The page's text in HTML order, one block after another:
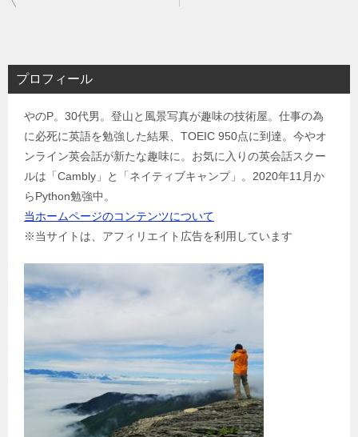
ビ
ゲ
プロフィール
やのP。30代男。登山と風景写真が趣味の技術屋。仕事の為
に必死に英語を勉強した結果、TOEIC 950点に到達。今やオ
ンライン英会話が新たな趣味に。お気に入りの英会話スクー
ルは「Cambly」と「ネイティブキャンプ」。2020年11月か
らPython勉強中。
当ホームページのコンテンツについて
※当サイトは、アフィリエイト広告を利用しています